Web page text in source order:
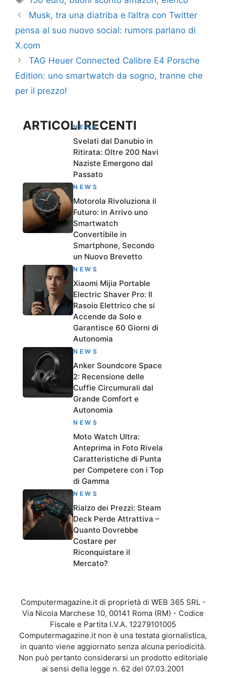
Musk, tra una diatriba e l’altra con Twitter
pensa al suo nuovo social: rumors parlano di
X.com
TAG Heuer Connected Calibre E4 Porsche
Edition: uno smartwatch da sogno, tranne che
per il prezzo!
ARTICOLI RECENTI
NEWS
Svelati dal Danubio in
Ritirata: Oltre 200 Navi
Naziste Emergono dal
Passato
NEWS
Motorola Rivoluziona il
Futuro: in Arrivo uno
Smartwatch
Convertibile in
Smartphone, Secondo
un Nuovo Brevetto
NEWS
Xiaomi Mijia Portable
Electric Shaver Pro: Il
Rasoio Elettrico che si
Accende da Solo e
Garantisce 60 Giorni di
Autonomia
NEWS
Anker Soundcore Space
2: Recensione delle
Cuffie Circumurali dal
Grande Comfort e
Autonomia
NEWS
Moto Watch Ultra:
Anteprima in Foto Rivela
Caratteristiche di Punta
per Competere con i Top
di Gamma
NEWS
Rialzo dei Prezzi: Steam
Deck Perde Attrattiva –
Quanto Dovrebbe
Costare per
Riconquistare il
Mercato?
Computermagazine.it di proprietà di WEB 365 SRL -
Via Nicola Marchese 10, 00141 Roma (RM) - Codice
Fiscale e Partita I.V.A. 12279101005
Computermagazine.it non è una testata giornalistica,
in quanto viene aggiornato senza alcuna periodicità.
Non può pertanto considerarsi un prodotto editoriale
ai sensi della legge n. 62 del 07.03.2001